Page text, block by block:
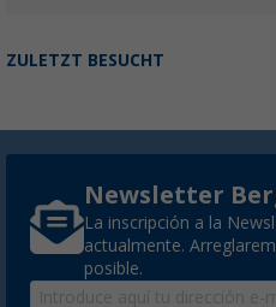
ZULETZT BESUCHT
Newsletter
La inscripción a la
actualmente.
posible.